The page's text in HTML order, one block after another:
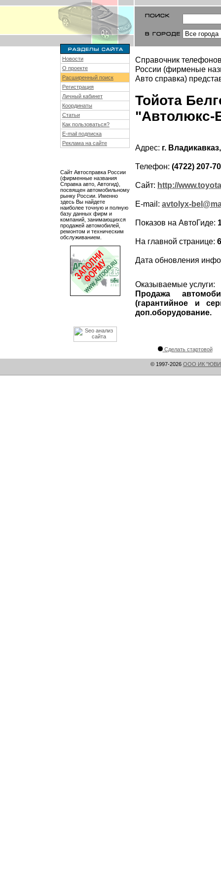
Новости
О проекте
Расширенный поиск
Регистрация
Личный кабинет
Координаты
Статьи
Как пользоваться?
E-mail подписка
Реклама на сайте
Сайт Автосправка России
(фирменные названия
Справка авто, Автогид),
посвящен автомобильному
рынку России. Именно
здесь Вы найдете
наиболее точную и полную
базу данных фирм и
компаний, занимающихся
продажей автомобилей,
ремонтом и техническим
обслуживанием.
Справочник
России (фирменые
Авто справка)
Тойота
"Автолюкс-
Адрес: г.
Телефон: (4722) 207-
Сайт: http://
E-mail: avtolyx-
Показов на АвтоГиде:
На главной странице:
Дата обновления
Оказываемые услуги:
Продажа
(гарантийное и
доп.оборудование.
Сделать стартовой
© 1997-2026 ООО ИК